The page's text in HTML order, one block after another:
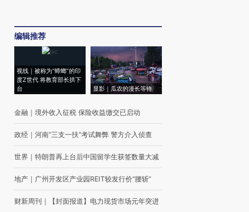
编辑推荐
视线｜被称为“蟑螂”的印
度Z世代 将教育部长拱下
台
显影｜瓜农的漫长等待
金融 ｜ 境外收入征税 保险收益缴交已启动
政经 ｜ 河南“三支一扶”考试舞弊 警方介入侦查
世界 ｜ 特朗普再上台后中国留学生获签数量大减
地产 ｜ 广州开发区产业园REIT较发行价“腰斩”
财新周刊 ｜ 【封面报道】电力现货市场元年突进